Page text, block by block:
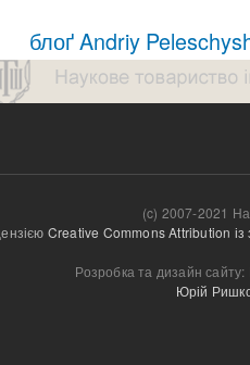
блоґ Andriy
(c) 2007-2021
Creative Commons Attribution
Розробка та дизайн сайту:
Юрій